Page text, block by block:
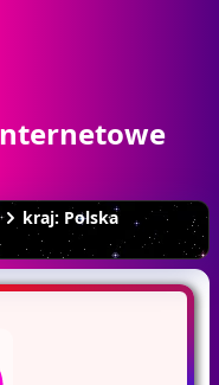
kraj: Polska